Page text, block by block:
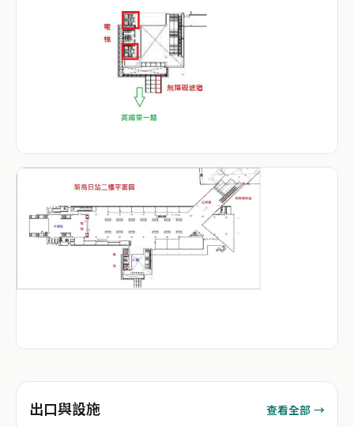
出口與設施 查看全部 →